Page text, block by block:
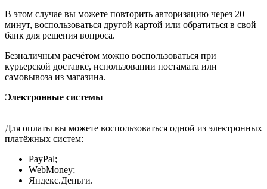
В этом случае вы можете повторить авторизацию через 20
минут, воспользоваться другой картой или обратиться в свой
банк для решения вопроса.
Безналичным расчётом можно воспользоваться при
курьерской доставке, использовании постамата или
самовывоза из магазина.
Электронные системы
Для оплаты вы можете воспользоваться одной из электронных
платёжных систем:
PayPal;
WebMoney;
Яндекс.Деньги.